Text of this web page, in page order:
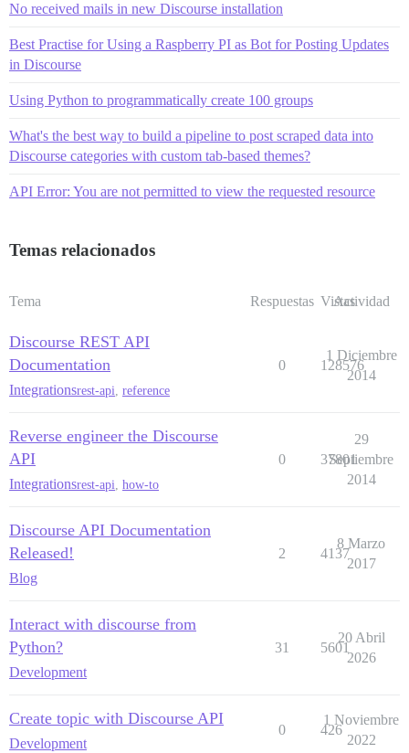
No received mails in new Discourse installation
Best Practise for Using a Raspberry PI as Bot for Posting Updates
in Discourse
Using Python to programmatically create 100 groups
What's the best way to build a pipeline to post scraped data into
Discourse categories with custom tab-based themes?
API Error: You are not permitted to view the requested resource
Temas relacionados
Tema Respuestas Vistas
Actividad
Discourse REST API
Documentation
Integrationsrest-api reference
0 128576
1 Diciembre
2014
Reverse engineer the Discourse
API
Integrationsrest-api how-to
0 37801
29
Septiembre
2014
Discourse API Documentation
Released!
Blog
2 4137
8 Marzo
2017
Interact with discourse from
Python?
Development
31 5601
20 Abril
2026
Create topic with Discourse API
Development
0 426
1 Noviembre
2022